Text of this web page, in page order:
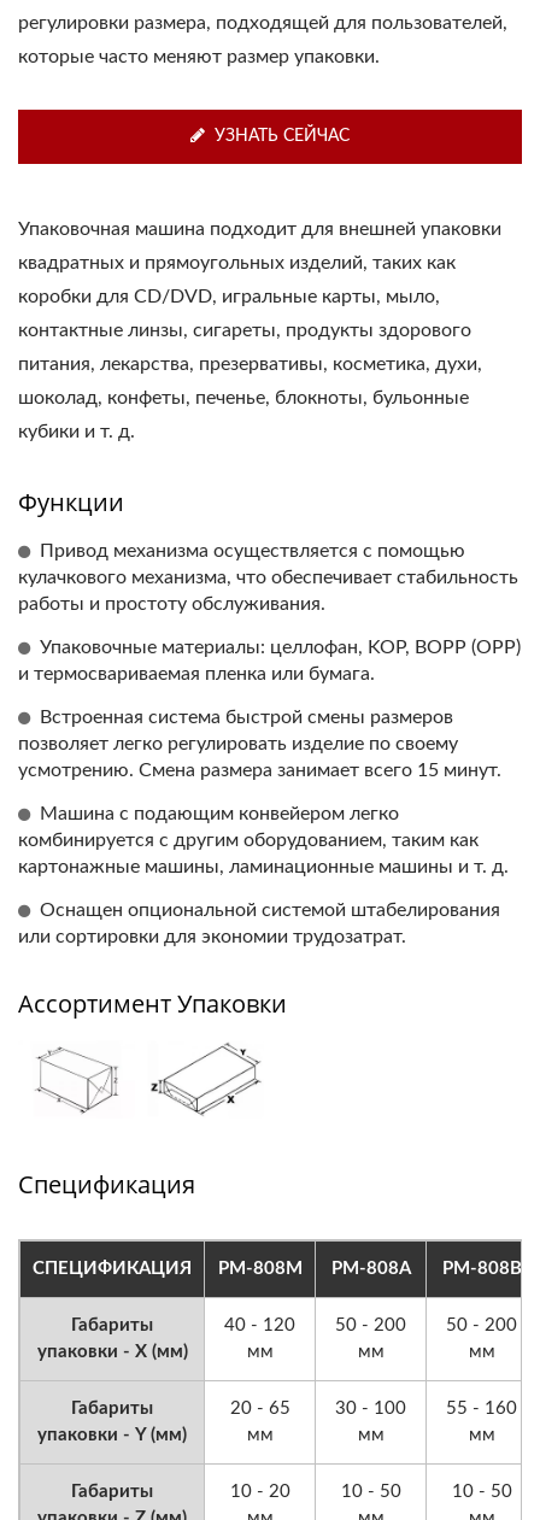
регулировки размера, подходящей для пользователей,
которые часто меняют размер упаковки.
УЗНАТЬ СЕЙЧАС
Упаковочная машина подходит для внешней упаковки
квадратных и прямоугольных изделий, таких как
коробки для CD/DVD, игральные карты, мыло,
контактные линзы, сигареты, продукты здорового
питания, лекарства, презервативы, косметика, духи,
шоколад, конфеты, печенье, блокноты, бульонные
кубики и т. д.
Функции
Привод механизма осуществляется с помощью
кулачкового механизма, что обеспечивает стабильность
работы и простоту обслуживания.
Упаковочные материалы: целлофан, KOP, BOPP (OPP)
и термосвариваемая пленка или бумага.
Встроенная система быстрой смены размеров
позволяет легко регулировать изделие по своему
усмотрению. Смена размера занимает всего 15 минут.
Машина с подающим конвейером легко
комбинируется с другим оборудованием, таким как
картонажные машины, ламинационные машины и т. д.
Оснащен опциональной системой штабелирования
или сортировки для экономии трудозатрат.
Ассортимент Упаковки
Спецификация
СПЕЦИФИКАЦИЯ PM-808M PM-808A PM-808B
Габариты
упаковки - X (мм)
40 - 120
мм
50 - 200
мм
50 - 200
мм
Габариты
упаковки - Y (мм)
20 - 65
мм
30 - 100
мм
55 - 160
мм
Габариты
10 - 20
10 - 50
10 - 50